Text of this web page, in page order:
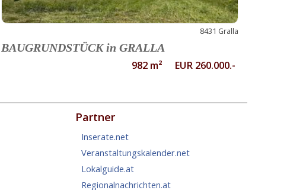
8431 Gralla
BAUGRUNDSTÜCK in GRALLA
982 m² EUR 260.000.-
Partner
Inserate.net
Veranstaltungskalender.net
Lokalguide.at
Regionalnachrichten.at